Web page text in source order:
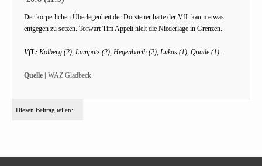
Der körperlichen Überlegenheit der Dorstener hatte der VfL kaum etwas
entgegen zu setzen. Torwart Tim Appelt hielt die Niederlage in Grenzen.
VfL: Kolberg (2), Lampatz (2), Hegenbarth (2), Lukas (1), Quade (1).
Quelle | WAZ Gladbeck
Diesen Beitrag teilen: